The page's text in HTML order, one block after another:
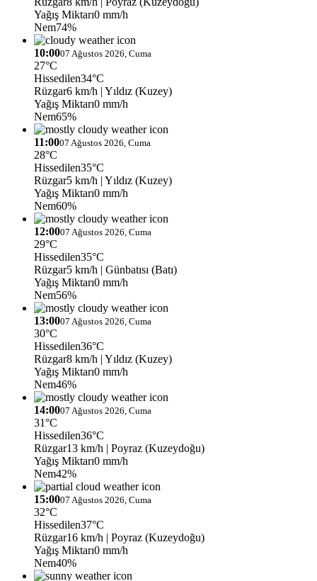
Yağış Miktarı0 mm/h
Nem74%
10:0007 Ağustos 2026, Cuma
27°C
Hissedilen34°C
Rüzgar6 km/h | Yıldız (Kuzey)
Yağış Miktarı0 mm/h
Nem65%
11:0007 Ağustos 2026, Cuma
28°C
Hissedilen35°C
Rüzgar5 km/h | Yıldız (Kuzey)
Yağış Miktarı0 mm/h
Nem60%
12:0007 Ağustos 2026, Cuma
29°C
Hissedilen35°C
Rüzgar5 km/h | Günbatısı (Batı)
Yağış Miktarı0 mm/h
Nem56%
13:0007 Ağustos 2026, Cuma
30°C
Hissedilen36°C
Rüzgar8 km/h | Yıldız (Kuzey)
Yağış Miktarı0 mm/h
Nem46%
14:0007 Ağustos 2026, Cuma
31°C
Hissedilen36°C
Rüzgar13 km/h | Poyraz (Kuzeydoğu)
Yağış Miktarı0 mm/h
Nem42%
15:0007 Ağustos 2026, Cuma
32°C
Hissedilen37°C
Rüzgar16 km/h | Poyraz (Kuzeydoğu)
Yağış Miktarı0 mm/h
Nem40%